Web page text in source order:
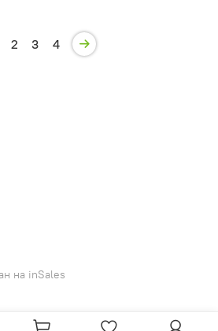
2 3 4
на inSales